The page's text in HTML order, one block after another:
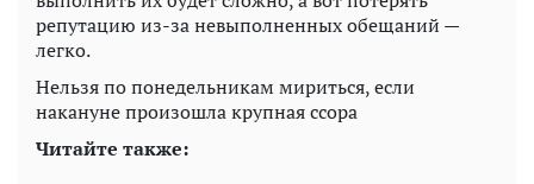
репутацию из-за невыполненных обещаний —
легко.
Нельзя по понедельникам мириться, если
накануне произошла крупная ссора
Читайте также: